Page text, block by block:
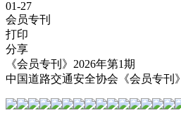
01-27
会员专刊
打印
分享
《会员专刊》2026年第1期
中国道路交通安全协会《会员专刊》